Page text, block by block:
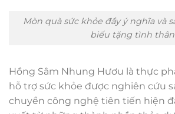
Mòn quà sức khỏe đầy ý nghĩa và
biếu tặng tình thân
Hồng Sâm Nhung Hươu là thực
hỗ trợ sức khỏe được nghiên cứu
chuyền công nghệ tiên tiến hiện